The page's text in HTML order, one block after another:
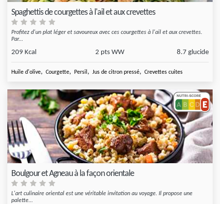
Spaghettis de courgettes à l'ail et aux crevettes
Profitez d'un plat léger et savoureux avec ces courgettes à l'ail et aux crevettes.
Par...
209 Kcal 2 pts WW 8.7 glucide
Huile d'olive, Courgette, Persil , Jus de citron pressé, Crevettes cuites
Boulgour et Agneau à la façon orientale
L'art culinaire oriental est une véritable invitation au voyage. Il propose une
palette...